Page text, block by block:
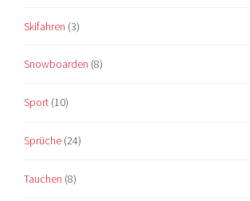
Skifahren (3)
Snowboarden (8)
Sport (10)
Sprüche (24)
Tauchen (8)